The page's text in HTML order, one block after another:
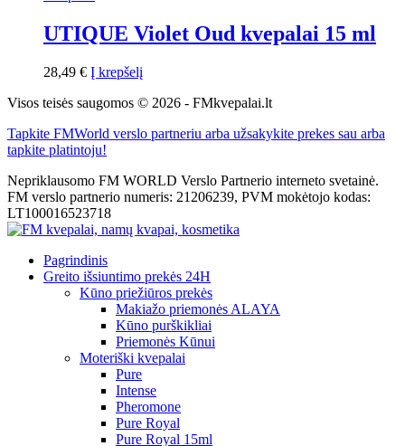
UTIQUE Violet Oud kvepalai 15 ml
28,49 € Į krepšelį
Visos teisės saugomos © 2026 - FMkvepalai.lt
Tapkite FMWorld verslo partneriu arba užsakykite prekes sau arba
tapkite platintoju!
Nepriklausomo FM WORLD Verslo Partnerio interneto svetainė.
FM verslo partnerio numeris: 21206239, PVM mokėtojo kodas:
LT100016523718
Pagrindinis
Greito išsiuntimo prekės 24H
Kūno priežiūros prekės
Makiažo priemonės ALAYA
Kūno purškikliai
Priemonės Kūnui
Moteriški kvepalai
Pure
Intense
Pheromone
Pure Royal
Pure Royal 15ml